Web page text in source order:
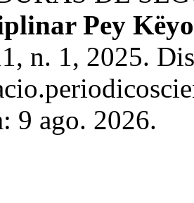
Pey
n. 1, 2025.
9 ago. 2026.